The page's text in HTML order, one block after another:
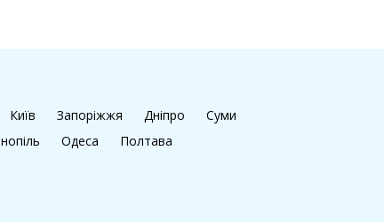
Київ Запоріжжя Дніпро
Суми
Одеса Полтава